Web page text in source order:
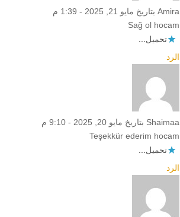
Amira بتاريخ مايو 21, 2025 - 1:39 م
Sağ ol hocam
تحميل...
الرد
Shaimaa بتاريخ مايو 20, 2025 - 9:10 م
Teşekkür ederim hocam
تحميل...
الرد